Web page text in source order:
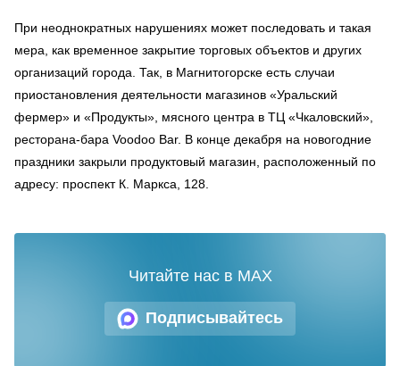
При неоднократных нарушениях может последовать и такая
мера, как временное закрытие торговых объектов и других
организаций города. Так, в Магнитогорске есть случаи
приостановления деятельности магазинов «Уральский
фермер» и «Продукты», мясного центра в ТЦ «Чкаловский»,
ресторана-бара Voodoo Bar. В конце декабря на новогодние
праздники закрыли продуктовый магазин, расположенный по
адресу: проспект К. Маркса, 128.
Подписывайтесь
Читайте нас в MAX